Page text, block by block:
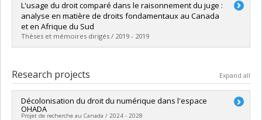
Graduate :Giauffret, Inès
Cycle :Master's
Grade :LL. M.
Lien vers le document dans Papyrus
L'usage du droit comparé dans le raisonnement du juge :
analyse en matière de droits fondamentaux au Canada
et en Afrique du Sud
Thèses et mémoires dirigés / 2019 - 2019
Cycle :Master's
Grade :LL. M.
Lien vers le document dans Papyrus
Research projects Expand all
Décolonisation du droit du numérique dans l'espace
OHADA
Projet de recherche au Canada / 2024 - 2028